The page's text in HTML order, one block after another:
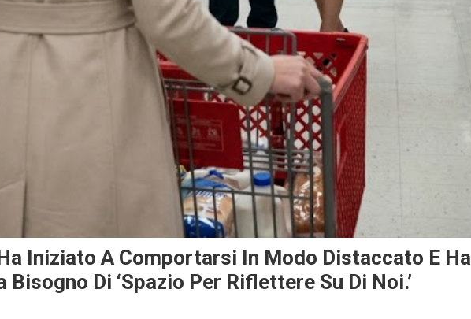
Iniziato A Comportarsi In Modo Distaccato E Ha
Bisogno Di ‘spazio Per Riflettere Su Di Noi.’